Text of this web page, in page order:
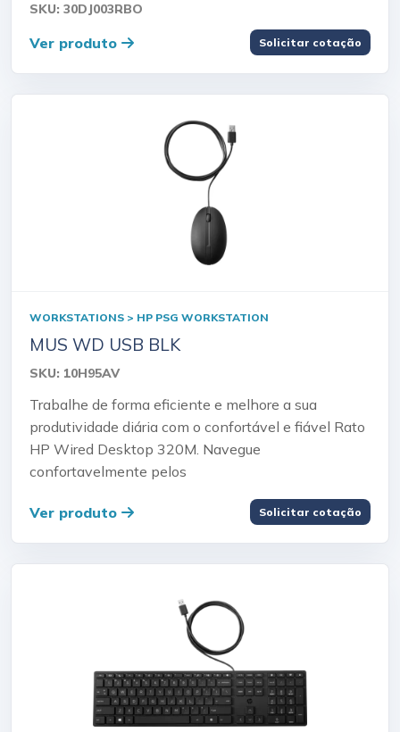
SKU: 30DJ003RBO
Ver produto Solicitar cotação
WORKSTATIONS > HP PSG WORKSTATION
MUS WD USB BLK
SKU: 10H95AV
Trabalhe de forma eficiente e melhore a sua
produtividade diária com o confortável e fiável Rato
HP Wired Desktop 320M. Navegue
confortavelmente pelos
Ver produto Solicitar cotação